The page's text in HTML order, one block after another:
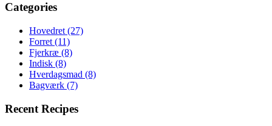
Categories
Hovedret (27)
Forret (11)
Fjerkræ (8)
Indisk (8)
Hverdagsmad (8)
Bagværk (7)
Recent Recipes